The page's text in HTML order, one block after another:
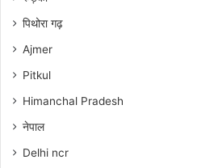
पिथोरा गढ़
Ajmer
Pitkul
Himanchal Pradesh
नेपाल
Delhi ncr